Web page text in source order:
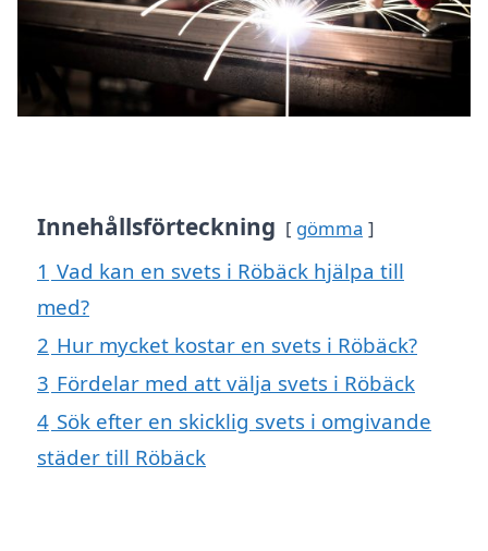
Innehållsförteckning gömma
1 Vad kan en svets i Röbäck hjälpa till
med?
2 Hur mycket kostar en svets i Röbäck?
3 Fördelar med att välja svets i Röbäck
4 Sök efter en skicklig svets i omgivande
städer till Röbäck